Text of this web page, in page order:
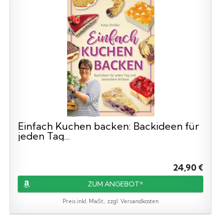
Einfach Kuchen backen: Backideen für
jeden Tag...
24,90 €
ZUM ANGEBOT*
Preis inkl. MwSt., zzgl. Versandkosten